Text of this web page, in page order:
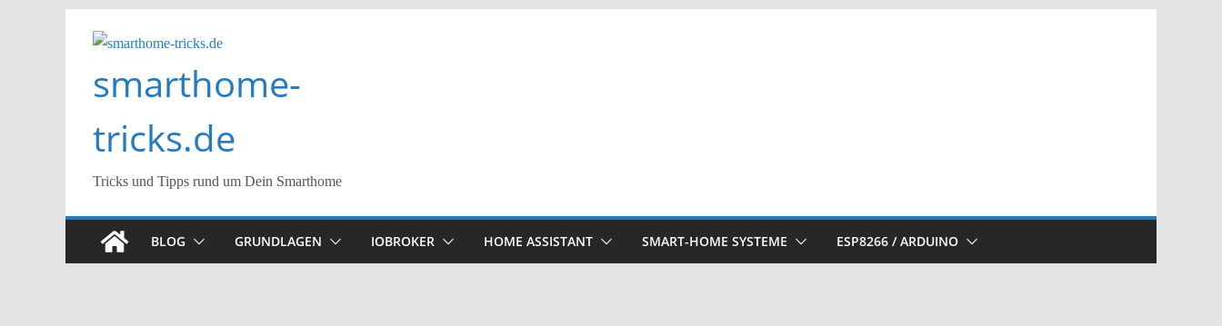
Inhalt
smarthome-
tricks.de
Tricks und Tipps rund um Dein Smarthome
BLOG GRUNDLAGEN IOBROKER HOME ASSISTANT SMART-HOME SYSTEME ESP8266 / ARDUINO